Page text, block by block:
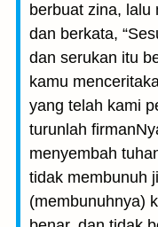
berbuat zina, lalu
dan berkata,
dan serukan itu
kamu
yang telah kami
turunlah
menyembah
tidak membunuh
(membunuhnya)